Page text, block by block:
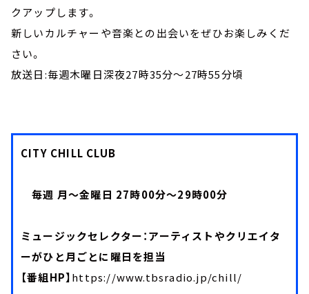
クアップします。
新しいカルチャーや音楽との出会いをぜひお楽しみくだ
さい。
放送日:毎週木曜日深夜27時35分～27時55分頃
CITY CHILL CLUB
毎週 月～金曜日 27時00分～29時00分
ミュージックセレクター：アーティストやクリエイタ
ーがひと月ごとに曜日を担当
【番組HP】https://www.tbsradio.jp/chill/